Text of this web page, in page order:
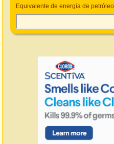
Equivalente de energía de petróleo